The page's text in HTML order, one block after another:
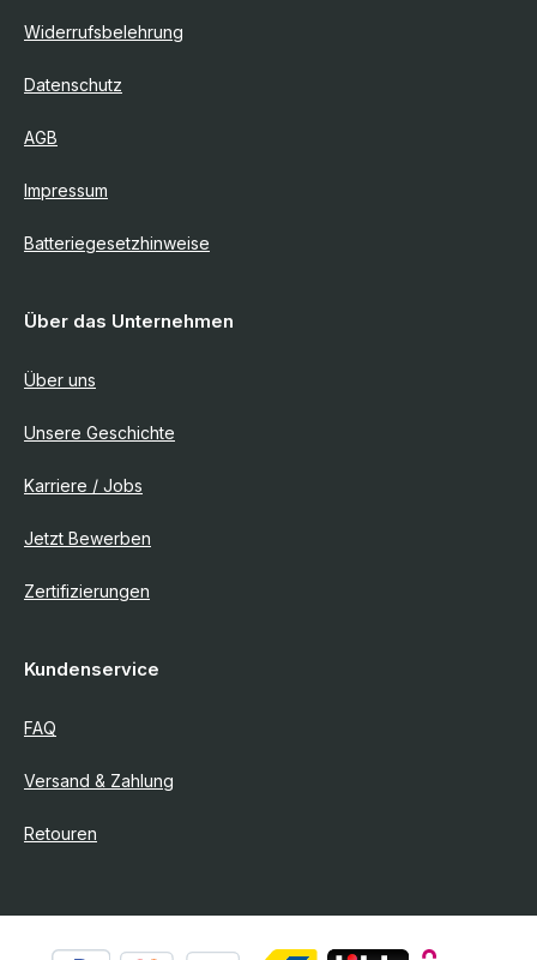
Widerrufsbelehrung
Datenschutz
AGB
Impressum
Batteriegesetzhinweise
Über das Unternehmen
Über uns
Unsere Geschichte
Karriere / Jobs
Jetzt Bewerben
Zertifizierungen
Kundenservice
FAQ
Versand & Zahlung
Retouren